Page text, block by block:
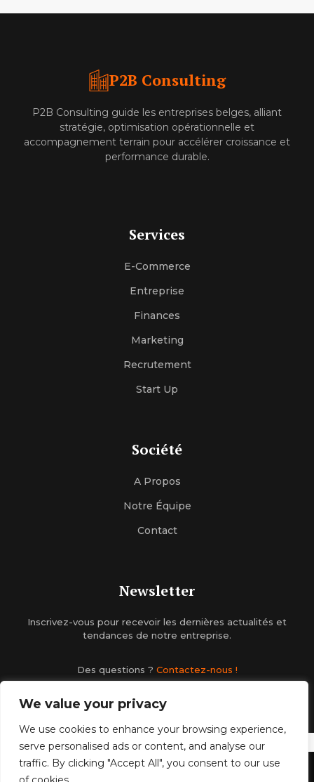
We value your privacy
We use cookies to enhance your browsing experience,
serve personalised ads or content, and analyse our
traffic. By clicking "Accept All", you consent to our use
P2B Consulting
P2B Consulting guide les entreprises belges, alliant
stratégie, optimisation opérationnelle et
accompagnement terrain pour accélérer croissance et
performance durable.
Services
E-Commerce
Entreprise
Finances
Marketing
Recrutement
Start Up
Société
A Propos
Notre Équipe
Contact
Newsletter
Inscrivez-vous pour recevoir les dernières actualités et
tendances de notre entreprise.
Des questions ? Contactez-nous !
Mentions Légales